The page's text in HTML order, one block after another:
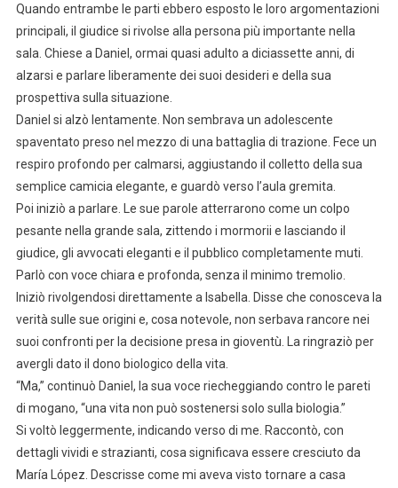
Quando entrambe le parti ebbero esposto le loro argomentazioni
principali, il giudice si rivolse alla persona più importante nella
sala. Chiese a Daniel, ormai quasi adulto a diciassette anni, di
alzarsi e parlare liberamente dei suoi desideri e della sua
prospettiva sulla situazione.
Daniel si alzò lentamente. Non sembrava un adolescente
spaventato preso nel mezzo di una battaglia di trazione. Fece un
respiro profondo per calmarsi, aggiustando il colletto della sua
semplice camicia elegante, e guardò verso l’aula gremita.
Poi iniziò a parlare. Le sue parole atterrarono come un colpo
pesante nella grande sala, zittendo i mormorii e lasciando il
giudice, gli avvocati eleganti e il pubblico completamente muti.
Parlò con voce chiara e profonda, senza il minimo tremolio.
Iniziò rivolgendosi direttamente a Isabella. Disse che conosceva la
verità sulle sue origini e, cosa notevole, non serbava rancore nei
suoi confronti per la decisione presa in gioventù. La ringraziò per
avergli dato il dono biologico della vita.
“Ma,” continuò Daniel, la sua voce riecheggiando contro le pareti
di mogano, “una vita non può sostenersi solo sulla biologia.”
Si voltò leggermente, indicando verso di me. Raccontò, con
dettagli vividi e strazianti, cosa significava essere cresciuto da
María López. Descrisse come mi aveva visto tornare a casa